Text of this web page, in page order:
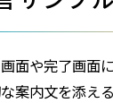
面や完了画面
案内文を添え